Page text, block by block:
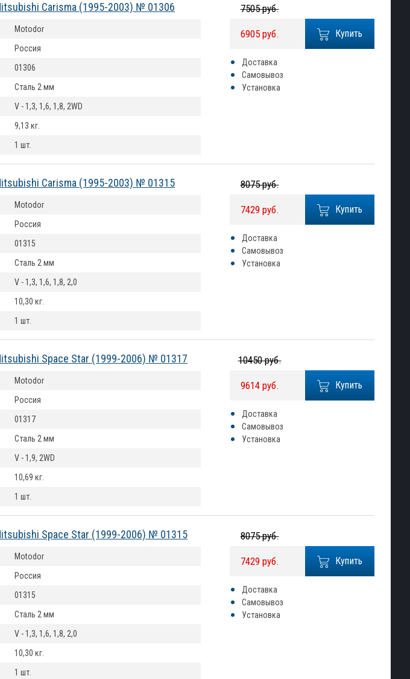
Carisma (1995-2003) № 01306
Купить
7505 руб.
6905 руб.
Доставка
Самовывоз
Установка
Motodor
Россия
01306
Сталь 2 мм
V - 1,3, 1,6, 1,8, 2WD
9,13 кг.
1 шт.
Carisma (1995-2003) № 01315
Купить
8075 руб.
7429 руб.
Доставка
Самовывоз
Установка
Motodor
Россия
01315
Сталь 2 мм
V - 1,3, 1,6, 1,8, 2,0
10,30 кг.
1 шт.
Space Star (1999-2006) № 01317
Купить
10450 руб.
9614 руб.
Доставка
Самовывоз
Установка
Motodor
Россия
01317
Сталь 2 мм
V - 1,9, 2WD
10,69 кг.
1 шт.
Space Star (1999-2006) № 01315
Купить
8075 руб.
7429 руб.
Доставка
Самовывоз
Установка
Motodor
Россия
01315
Сталь 2 мм
V - 1,3, 1,6, 1,8, 2,0
10,30 кг.
1 шт.